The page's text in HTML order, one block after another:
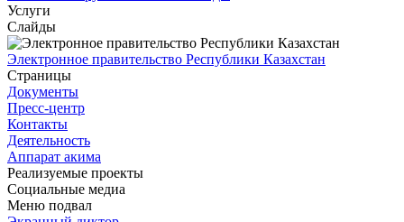
Услуги
Слайды
Электронное правительство Республики Казахстан
Страницы
Документы
Пресс-центр
Контакты
Деятельность
Аппарат акима
Реализуемые проекты
Социальные медиа
Меню подвал